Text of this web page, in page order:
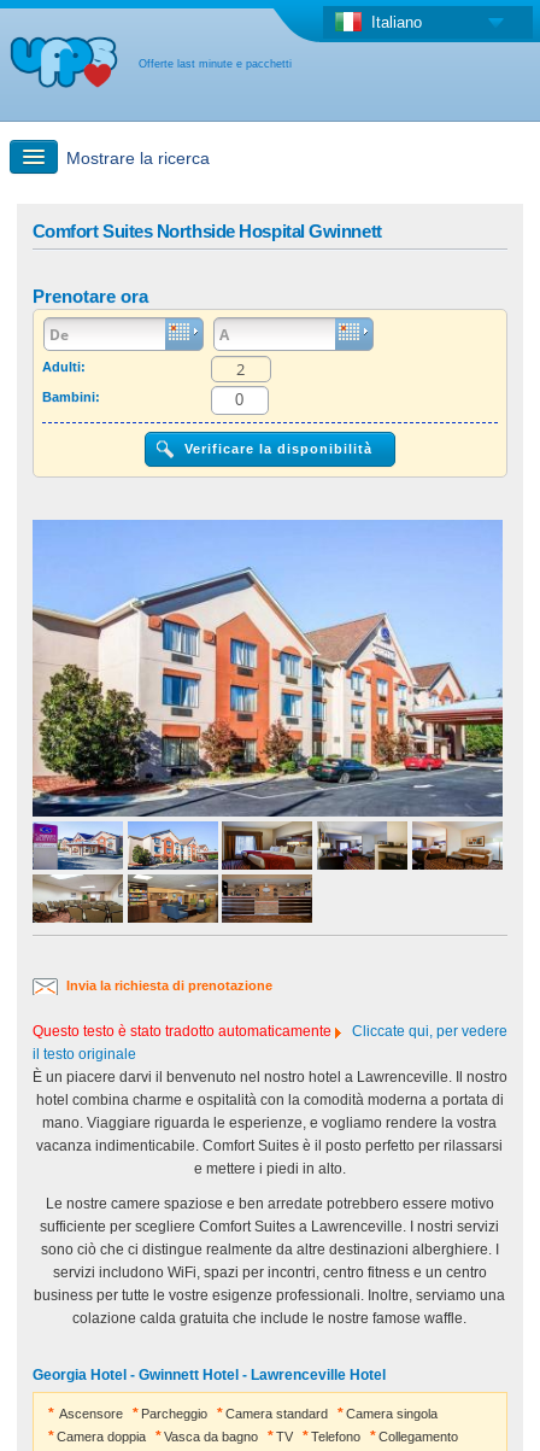
Offerte last minute e pacchetti
Italiano
Mostrare la ricerca
Offerta last minute + Offerta forfettaria
Altro paese
Comfort Suites Northside Hospital Gwinnett
Prenotare ora
Adulti:
Bambini:
Invia la richiesta di prenotazione
Questo testo è stato tradotto automaticamente
Cliccate qui, per vedere
il testo originale
È un piacere darvi il benvenuto nel nostro hotel a Lawrenceville. Il nostro
hotel combina charme e ospitalità con la comodità moderna a portata di
mano. Viaggiare riguarda le esperienze, e vogliamo rendere la vostra
vacanza indimenticabile. Comfort Suites è il posto perfetto per rilassarsi
e mettere i piedi in alto.
Le nostre camere spaziose e ben arredate potrebbero essere motivo
sufficiente per scegliere Comfort Suites a Lawrenceville. I nostri servizi
sono ciò che ci distingue realmente da altre destinazioni alberghiere. I
servizi includono WiFi, spazi per incontri, centro fitness e un centro
business per tutte le vostre esigenze professionali. Inoltre, serviamo una
colazione calda gratuita che include le nostre famose waffle.
Georgia Hotel - Gwinnett Hotel - Lawrenceville Hotel
Ascensore Parcheggio Camera standard
Camera singola
Camera doppia
Vasca da bagno TV Telefono
Collegamento